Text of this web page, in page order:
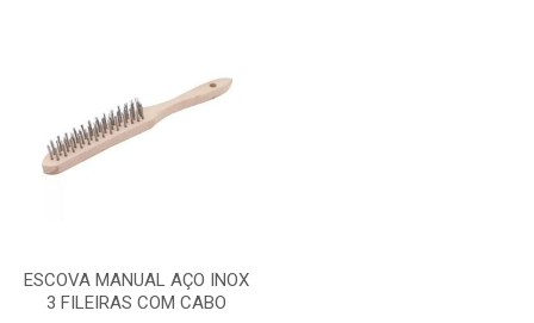
ESCOVA MANUAL AÇO INOX
3 FILEIRAS COM CABO